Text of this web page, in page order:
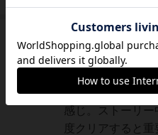
ボードゲームで楽
感じ。ストーリー
度クリアすると